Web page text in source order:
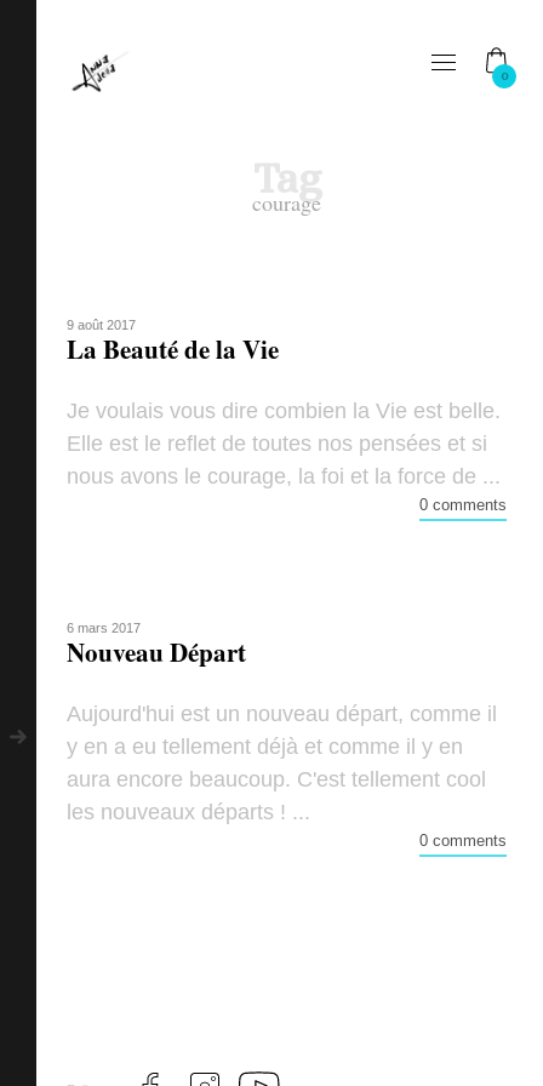
0
Tag
courage
9 août 2017
La Beauté de la Vie
Je voulais vous dire combien la Vie est belle.
Elle est le reflet de toutes nos pensées et si
nous avons le courage, la foi et la force de ...
0 comments
6 mars 2017
Nouveau Départ
Aujourd'hui est un nouveau départ, comme il
y en a eu tellement déjà et comme il y en
aura encore beaucoup. C'est tellement cool
les nouveaux départs ! ...
0 comments